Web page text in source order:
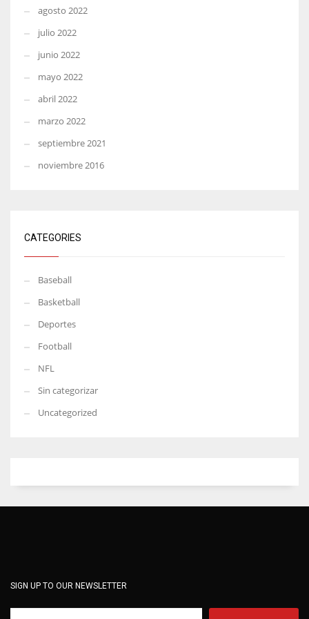
agosto 2022
julio 2022
junio 2022
mayo 2022
abril 2022
marzo 2022
septiembre 2021
noviembre 2016
CATEGORIES
Baseball
Basketball
Deportes
Football
NFL
Sin categorizar
Uncategorized
SIGN UP TO OUR NEWSLETTER